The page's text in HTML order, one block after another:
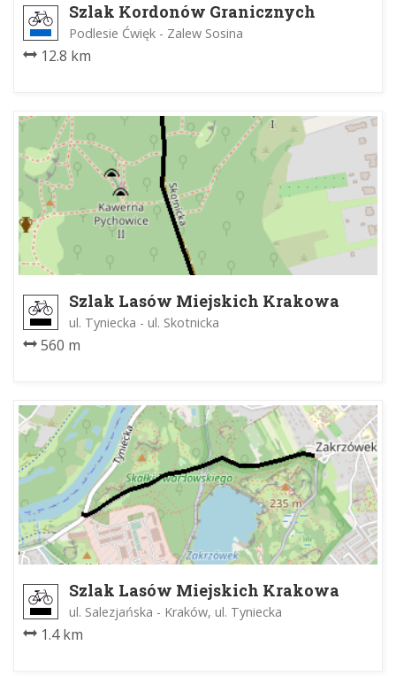
Szlak Kordonów Granicznych
Podlesie Ćwięk - Zalew Sosina
12.8 km
Szlak Lasów Miejskich Krakowa
ul. Tyniecka - ul. Skotnicka
560 m
Szlak Lasów Miejskich Krakowa
ul. Salezjańska - Kraków, ul. Tyniecka
1.4 km